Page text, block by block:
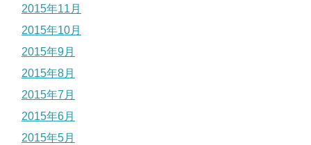
2015年11月
2015年10月
2015年9月
2015年8月
2015年7月
2015年6月
2015年5月